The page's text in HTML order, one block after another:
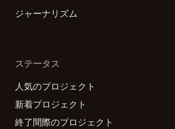
ジャーナリズム
ステータス
人気のプロジェクト
新着プロジェクト
終了間際のプロジェクト